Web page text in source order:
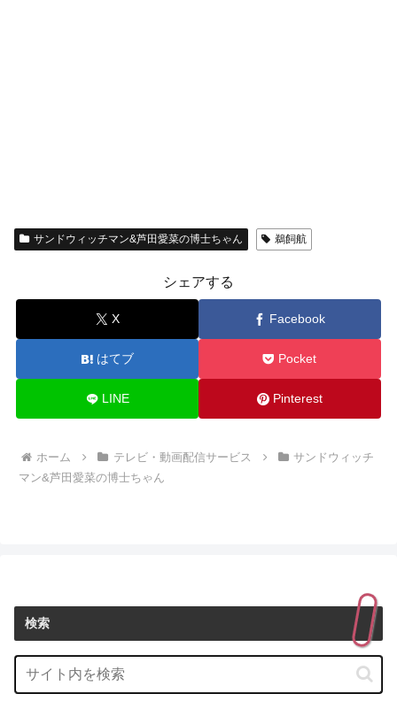
サンドウィッチマン&芦田愛菜の博士ちゃん 鵜飼航
シェアする
X Facebook
はてブ Pocket
LINE Pinterest
ホーム テレビ・動画配信サービス
サンドウィッチ
マン&芦田愛菜の博士ちゃん
検索